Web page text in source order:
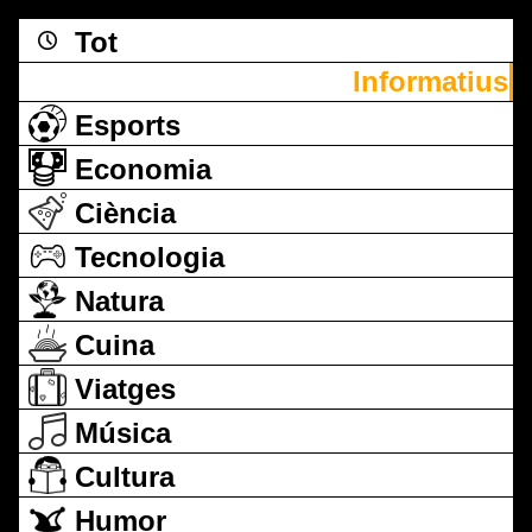
Tot
Informatius
Esports
Economia
Ciència
Tecnologia
Natura
Cuina
Viatges
Música
Cultura
Humor